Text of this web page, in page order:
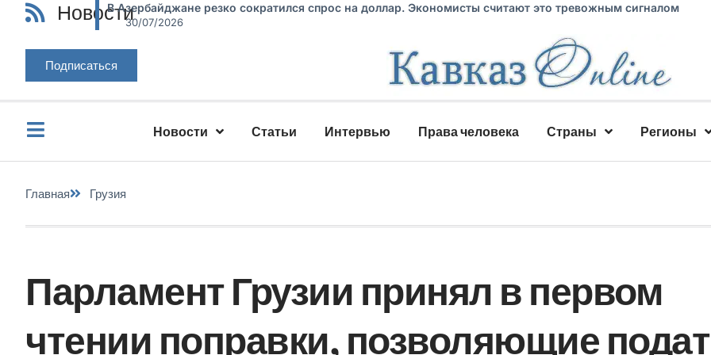
НовостиВ Азербайджане резко сократился спрос на доллар. Экономисты считают это тревожным сигналом
30/07/2026
Подписаться
Новости Статьи Интервью Права человека Страны Регионы
Главная Грузия
Парламент Грузии принял в первом
чтении поправки, позволяющие